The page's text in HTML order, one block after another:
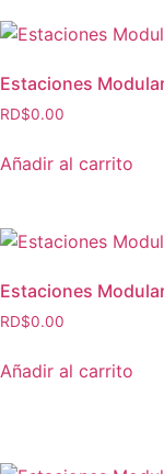
Estaciones
RD$0.00
Añadir al carrito
Estaciones
RD$0.00
Añadir al carrito